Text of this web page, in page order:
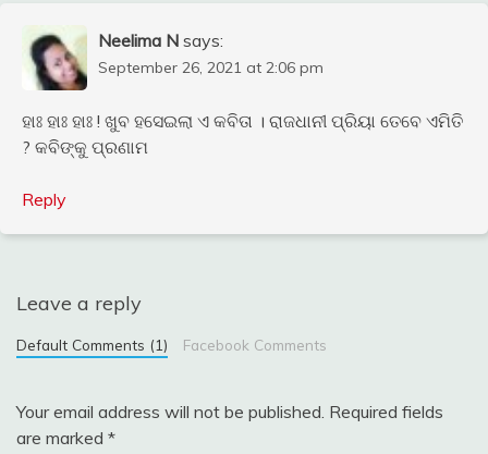
Neelima N says:
September 26, 2021 at 2:06 pm
ହାଃ ହାଃ ହାଃ ! ଖୁବ ହସେଇଲା ଏ କବିତା । ରାଜଧାନୀ ପ୍ରିୟା ତେବେ ଏମିତି
? କବିଙ୍କୁ ପ୍ରଣାମ
Reply
Leave a reply
Default Comments (1) Facebook Comments
Your email address will not be published. Required fields
are marked *